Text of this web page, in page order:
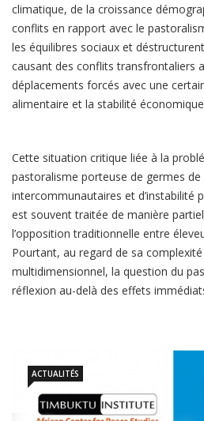
climatique, de la croissance
conflits en rapport avec le
les équilibres sociaux et
causant des conflits transfrontaliers
déplacements forcés avec une
alimentaire et la stabilité
Cette situation critique liée à la
pastoralisme porteuse de germes
intercommunautaires et d’instabilité
est souvent traitée de manière
l’opposition traditionnelle entre
Pourtant, au regard de sa
multidimensionnel, la question du
réflexion au-delà des effets
ACTUALITÉS